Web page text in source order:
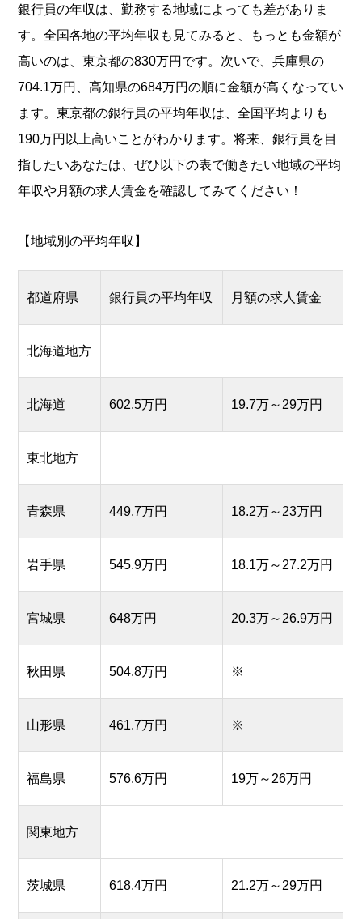
銀行員の年収は、勤務する地域によっても差がありま
す。全国各地の平均年収も見てみると、もっとも金額が
高いのは、東京都の830万円です。次いで、兵庫県の
704.1万円、高知県の684万円の順に金額が高くなってい
ます。東京都の銀行員の平均年収は、全国平均よりも
190万円以上高いことがわかります。将来、銀行員を目
指したいあなたは、ぜひ以下の表で働きたい地域の平均
年収や月額の求人賃金を確認してみてください！
【地域別の平均年収】
都道府県 銀行員の平均年収 月額の求人賃金
北海道地方
北海道 602.5万円 19.7万～29万円
東北地方
青森県 449.7万円 18.2万～23万円
岩手県 545.9万円 18.1万～27.2万円
宮城県 648万円 20.3万～26.9万円
秋田県 504.8万円 ※
山形県 461.7万円 ※
福島県 576.6万円 19万～26万円
関東地方
茨城県 618.4万円 21.2万～29万円